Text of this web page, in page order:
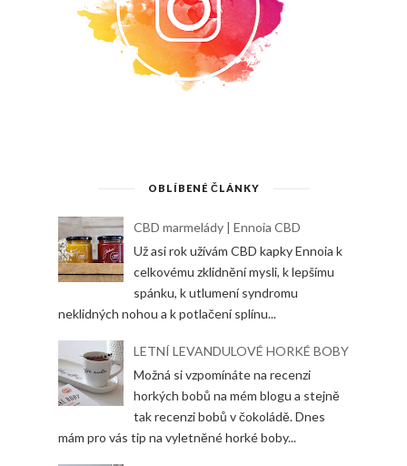
OBLÍBENÉ ČLÁNKY
CBD marmelády | Ennoia CBD
Už asi rok užívám CBD kapky Ennoia k
celkovému zklidnění mysli, k lepšímu
spánku, k utlumení syndromu
neklidných nohou a k potlačení splínu...
LETNÍ LEVANDULOVÉ HORKÉ BOBY
Možná si vzpomínáte na recenzi
horkých bobů na mém blogu a stejně
tak recenzi bobů v čokoládě. Dnes
mám pro vás tip na vyletněné horké boby...